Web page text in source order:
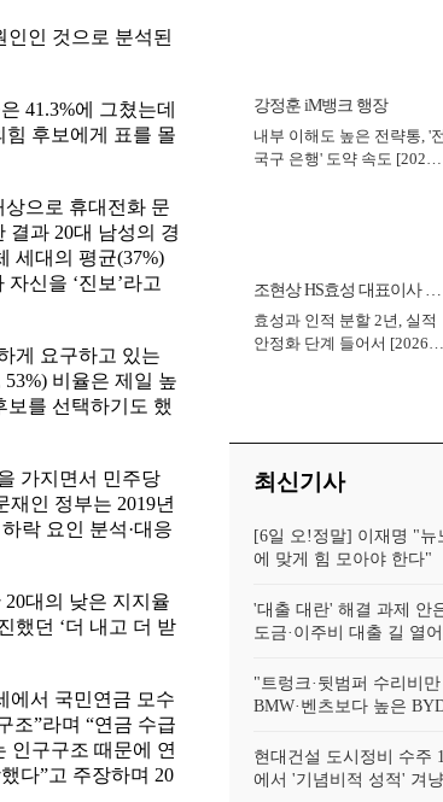
인 것으로 분석된
41.3%에 그쳤는데
후보에게 표를 몰
상으로 휴대전화 문
결과 20대 남성의 경
세대의 평균(37%)
신을 ‘진보’라고
게 요구하고 있는
53%) 비율은 제일 높
보를 선택하기도 했
가지면서 민주당
인 정부는 2019년
락 요인 분석·대응
20대의 낮은 지지율
했던 ‘더 내고 더 받
에서 국민연금 모수
조”라며 “연금 수급
인구구조 때문에 연
다”고 주장하며 20
강정훈 iM뱅크 행장
내부 이해도 높은 전략통, '전
국구 은행' 도약 속도 [2026
조현상 HS효성 대표이사 부
회장
효성과 인적 분할 2년, 실적
안정화 단계 들어서 [2026
최신기사
[6일 오!정말] 이재명 "뉴
에 맞게 힘 모아야 한다"
'대출 대란' 해결 과제 안
도금·이주비 대출 길 열
"트렁크·뒷범퍼 수리비
BMW·벤츠보다 높은
현대건설 도시정비 수주
에서 '기념비적 성적' 겨냥